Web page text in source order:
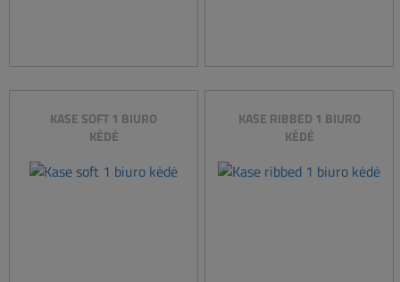
KASE SOFT 1 BIURO
KĖDĖ
KASE RIBBED 1 BIURO
KĖDĖ